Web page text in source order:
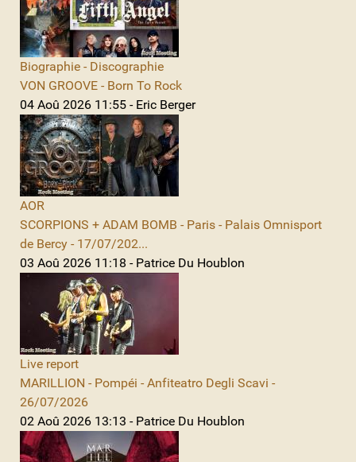
Biographie - Discographie
VON GROOVE - Born To Rock
04 Aoû 2026 11:55 - Eric Berger
AOR
SCORPIONS + ADAM BOMB - Paris - Palais Omnisport
de Bercy - 17/07/202...
03 Aoû 2026 11:18 - Patrice Du Houblon
Live report
MARILLION - Pompéi - Anfiteatro Degli Scavi -
26/07/2026
02 Aoû 2026 13:13 - Patrice Du Houblon